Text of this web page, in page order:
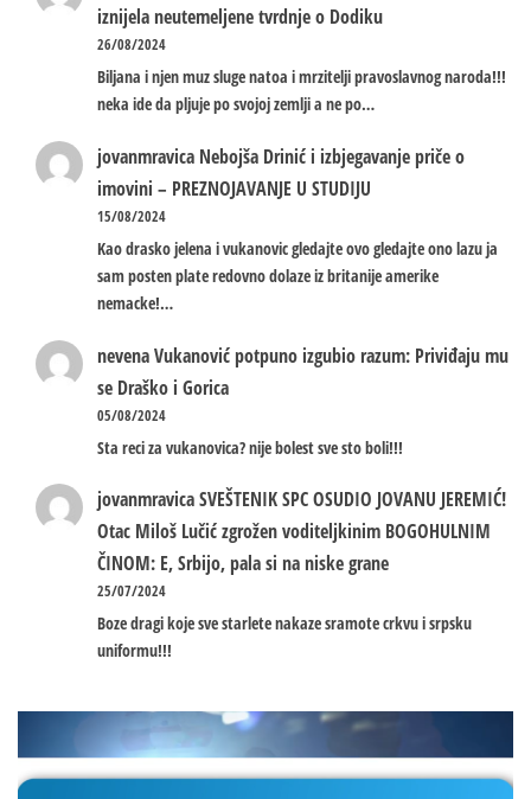
iznijela neutemeljene tvrdnje o Dodiku
26/08/2024
Biljana i njen muz sluge natoa i mrzitelji pravoslavnog naroda!!!
neka ide da pljuje po svojoj zemlji a ne po…
jovanmravica Nebojša Drinić i izbjegavanje priče o
imovini – PREZNOJAVANJE U STUDIJU
15/08/2024
Kao drasko jelena i vukanovic gledajte ovo gledajte ono lazu ja
sam posten plate redovno dolaze iz britanije amerike
nemacke!…
nevenaVukanović potpuno izgubio razum: Priviđaju mu
se Draško i Gorica
05/08/2024
Sta reci za vukanovica? nije bolest sve sto boli!!!
jovanmravicaSVEŠTENIK SPC OSUDIO JOVANU JEREMIĆ!
Otac Miloš Lučić zgrožen voditeljkinim BOGOHULNIM
ČINOM: E, Srbijo, pala si na niske grane
25/07/2024
Boze dragi koje sve starlete nakaze sramote crkvu i srpsku
uniformu!!!